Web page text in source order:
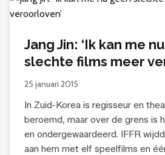
Jang Jin: ‘Ik kan me
slechte films meer
25 januari 2015
In Zuid-Korea is regisseur en
beroemd, maar over de grens is
en ondergewaardeerd. IFFR
aan hem met elf speelfilms en